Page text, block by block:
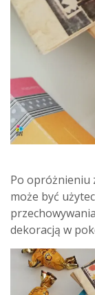
Po opróżnieniu
może być
dekoracją w